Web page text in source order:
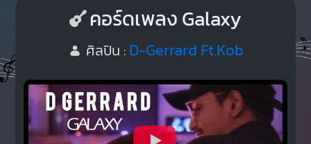
คอร์ดเพลง Galaxy
ศิลปิน : D-Gerrard Ft.Kob